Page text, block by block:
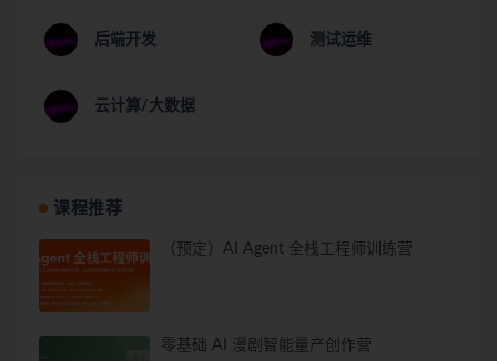
后端开发 测试运维
云计算/大数据
课程推荐
（预定）AI Agent 全栈工程师训练营
零基础 AI 漫剧智能量产创作营